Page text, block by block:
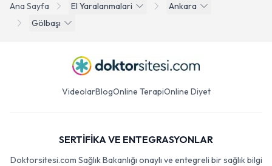
Ana Sayfa El Yaralanmalari
Ankara
Gölbaşı
VideolarBlogOnline TerapiOnline Diyet
SERTİFİKA VE ENTEGRASYONLAR
Doktorsitesi.com Sağlık Bakanlığı onaylı ve entegreli bir sağlık bilgi